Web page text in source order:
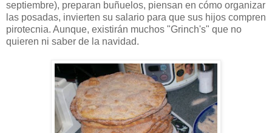
septiembre), preparan buñuelos, piensan en cómo organizar
las posadas, invierten su salario para que sus hijos compren
pirotecnia. Aunque, existirán muchos "Grinch's" que no
quieren ni saber de la navidad.